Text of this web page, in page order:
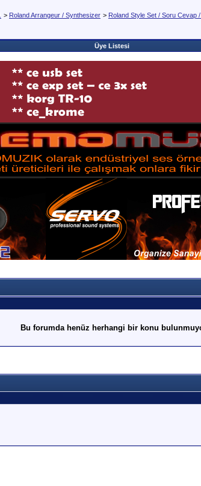
> Roland Arrangeur / Synthesizer > Roland Style Set / Soru Cevap
Üye Listesi
Bu forumda henüz herhangi bir konu